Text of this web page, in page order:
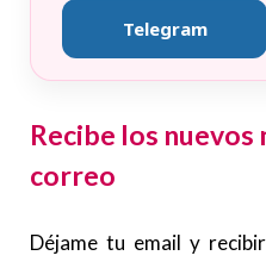
Telegram
Recibe los nuevos
correo
Déjame tu email y